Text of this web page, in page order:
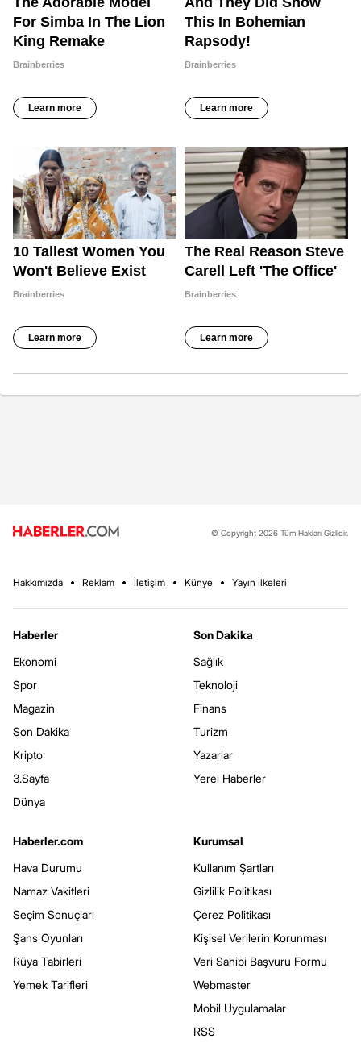
© Copyright 2026 Tüm Hakları Gizlidir.
Hakkımızda Reklam İletişim Künye Yayın İlkeleri
Haberler
Ekonomi
Spor
Magazin
Son Dakika
Kripto
3.Sayfa
Dünya
Son Dakika
Sağlık
Teknoloji
Finans
Turizm
Yazarlar
Yerel Haberler
Haberler.com
Hava Durumu
Namaz Vakitleri
Seçim Sonuçları
Şans Oyunları
Rüya Tabirleri
Yemek Tarifleri
Kurumsal
Kullanım Şartları
Gizlilik Politikası
Çerez Politikası
Kişisel Verilerin Korunması
Veri Sahibi Başvuru Formu
Webmaster
Mobil Uygulamalar
RSS